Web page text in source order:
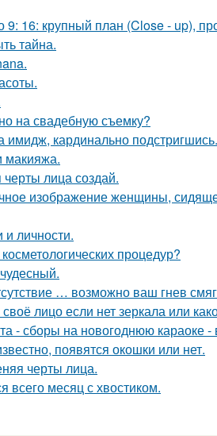
16: крупный план (Close - up),
тайна.
на свадебную съемку?
имидж, кардинально подстригшись.
макияжа.
лица создай.
изображение женщины,
личности.
процедур?
… возможно ваш гнев
лицо если нет зеркала или
- сборы на новогоднюю караоке -
появятся окошки или нет.
черты лица.
всего месяц с хвостиком.